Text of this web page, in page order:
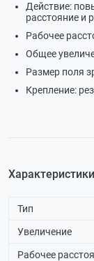
Действие:
расстояние и
Рабочее
Общее
Размер поля
Крепление:
Характеристики
Тип
Увеличение
Рабочее